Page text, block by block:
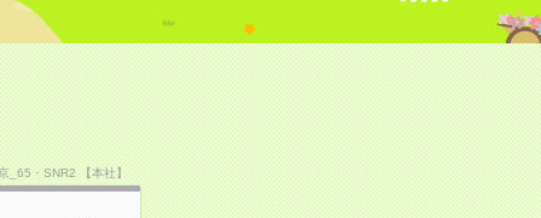
_65・SNR2 【本社】